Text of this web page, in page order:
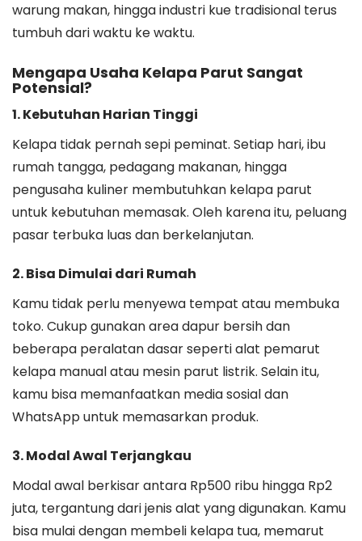
warung makan, hingga industri kue tradisional terus
tumbuh dari waktu ke waktu.
Mengapa Usaha Kelapa Parut Sangat
Potensial?
1.Kebutuhan Harian Tinggi
Kelapa tidak pernah sepi peminat. Setiap hari, ibu
rumah tangga, pedagang makanan, hingga
pengusaha kuliner membutuhkan kelapa parut
untuk kebutuhan memasak. Oleh karena itu, peluang
pasar terbuka luas dan berkelanjutan.
2.Bisa Dimulai dari Rumah
Kamu tidak perlu menyewa tempat atau membuka
toko. Cukup gunakan area dapur bersih dan
beberapa peralatan dasar seperti alat pemarut
kelapa manual atau mesin parut listrik. Selain itu,
kamu bisa memanfaatkan media sosial dan
WhatsApp untuk memasarkan produk.
3.Modal Awal Terjangkau
Modal awal berkisar antara Rp500 ribu hingga Rp2
juta, tergantung dari jenis alat yang digunakan. Kamu
bisa mulai dengan membeli kelapa tua, memarut